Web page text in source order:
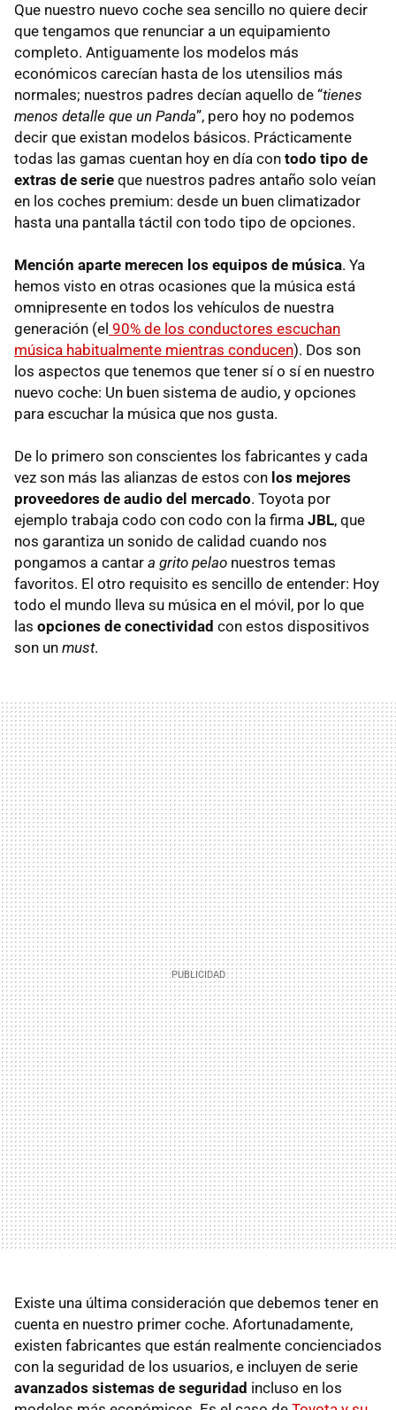
Que nuestro nuevo coche sea sencillo no quiere decir
que tengamos que renunciar a un equipamiento
completo. Antiguamente los modelos más
económicos carecían hasta de los utensilios más
normales; nuestros padres decían aquello de “tienes
menos detalle que un Panda”, pero hoy no podemos
decir que existan modelos básicos. Prácticamente
todas las gamas cuentan hoy en día con todo tipo de
extras de serie que nuestros padres antaño solo veían
en los coches premium: desde un buen climatizador
hasta una pantalla táctil con todo tipo de opciones.
Mención aparte merecen los equipos de música. Ya
hemos visto en otras ocasiones que la música está
omnipresente en todos los vehículos de nuestra
generación (el 90% de los conductores escuchan
música habitualmente mientras conducen). Dos son
los aspectos que tenemos que tener sí o sí en nuestro
nuevo coche: Un buen sistema de audio, y opciones
para escuchar la música que nos gusta.
De lo primero son conscientes los fabricantes y cada
vez son más las alianzas de estos con los mejores
proveedores de audio del mercado. Toyota por
ejemplo trabaja codo con codo con la firma JBL, que
nos garantiza un sonido de calidad cuando nos
pongamos a cantar a grito pelao nuestros temas
favoritos. El otro requisito es sencillo de entender: Hoy
todo el mundo lleva su música en el móvil, por lo que
las opciones de conectividad con estos dispositivos
son un must.
Existe una última consideración que debemos tener en
cuenta en nuestro primer coche. Afortunadamente,
existen fabricantes que están realmente concienciados
con la seguridad de los usuarios, e incluyen de serie
avanzados sistemas de seguridad incluso en los